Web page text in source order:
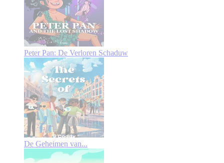
Peter Pan: De Verloren Schaduw
De Geheimen van...